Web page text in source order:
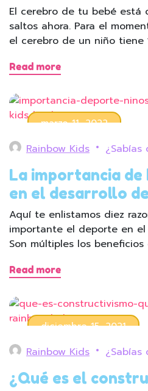
El cerebro de tu bebé está
saltos ahora. Para el
el cerebro de un niño tiene
Read more
marzo 11, 2022
Rainbow Kids ¿Sabías
La importancia
en el desarrollo
Aquí te enlistamos diez
importante el deporte en
Son múltiples los
Read more
diciembre 15, 2021
Rainbow Kids ¿Sabías
¿Qué es el